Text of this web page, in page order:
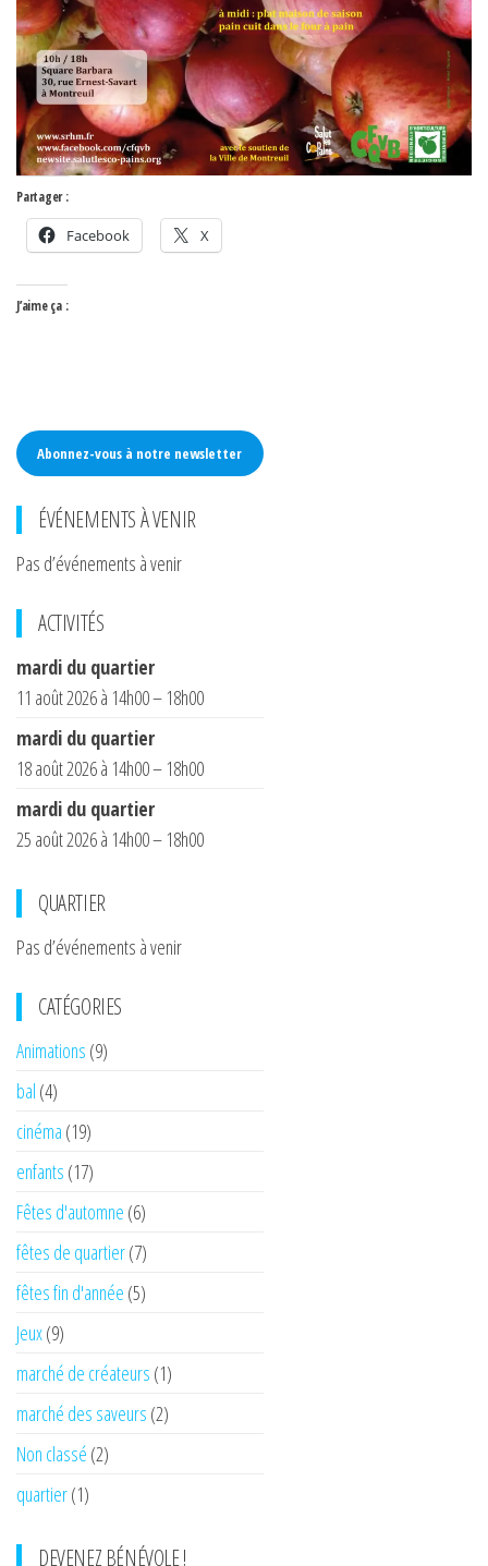
Partager :
Facebook X
J’aime ça :
Abonnez-vous à notre newsletter
ÉVÉNEMENTS À VENIR
Pas d’événements à venir
ACTIVITÉS
mardi du quartier
11 août 2026 à 14h00 – 18h00
mardi du quartier
18 août 2026 à 14h00 – 18h00
mardi du quartier
25 août 2026 à 14h00 – 18h00
QUARTIER
Pas d’événements à venir
CATÉGORIES
Animations (9)
bal (4)
cinéma (19)
enfants (17)
Fêtes d'automne (6)
fêtes de quartier(7)
fêtes fin d'année (5)
Jeux(9)
marché de créateurs (1)
marché des saveurs (2)
Non classé (2)
quartier(1)
DEVENEZ BÉNÉVOLE !